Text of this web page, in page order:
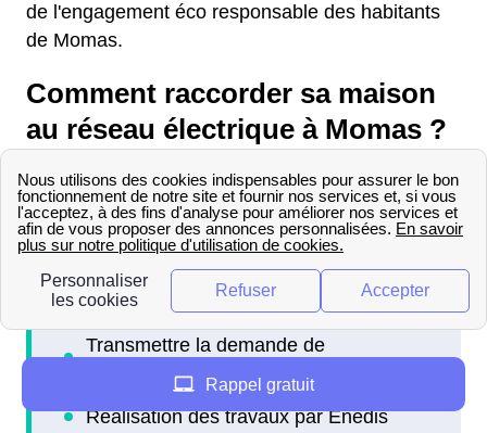
de l'engagement éco responsable des habitants
de Momas.
Comment raccorder sa maison
au réseau électrique à Momas ?
Le raccordement de son logement au réseau
électrique à Momas (64 230) se fait en plusieurs
étapes :
Rappel gratuit